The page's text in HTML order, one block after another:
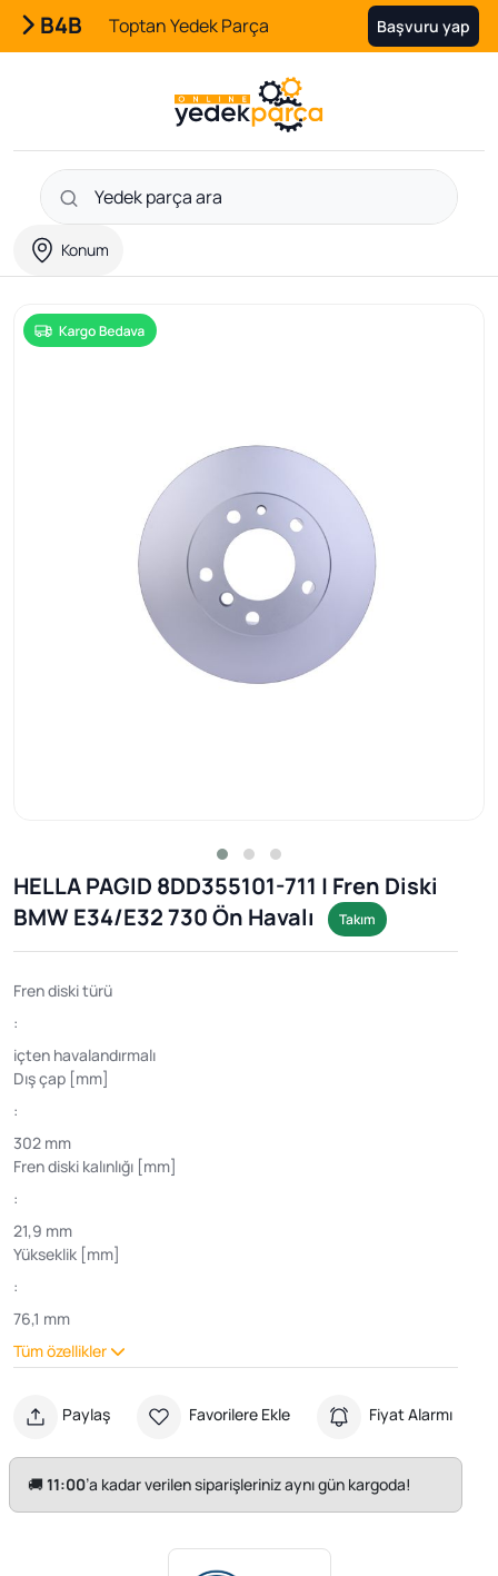
B4B Toptan Yedek Parça Başvuru yap
Konum
HELLA PAGID 8DD355101-711 | Fren Diski
BMW E34/E32 730 Ön Havalı
Takım
Fren diski türü
:
içten havalandırmalı
Dış çap [mm]
:
302 mm
Fren diski kalınlığı [mm]
:
21,9 mm
Yükseklik [mm]
:
76,1 mm
Tüm özellikler
Paylaş Favorilere Ekle Fiyat Alarmı
🚚11:00’a kadar verilen siparişleriniz aynı gün kargoda!